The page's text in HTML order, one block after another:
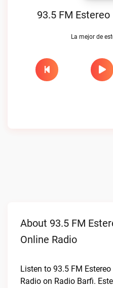
93.5 FM
La mejor de
About 93.5 FM
Online Radio
Listen to 93.5 FM
Radio on Radio Barfi.